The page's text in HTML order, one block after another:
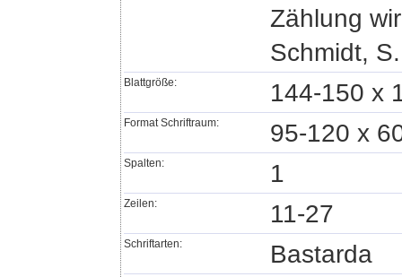
Zählung
Schmidt,
Blattgröße: 144-150 x
Format Schriftraum: 95-120 x
Spalten: 1
Zeilen: 11-27
Schriftarten: Bastarda